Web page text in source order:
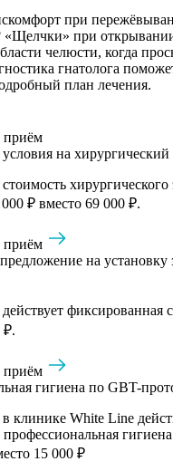
при
«Щелчки» при
челюсти, когда
гнатолога
план лечения.
приём
на
000 ₽ вместо 69 000 ₽.
приём
на установку
действует
₽.
приём
гигиена по GBT-
в клинике White Line
15 000 ₽